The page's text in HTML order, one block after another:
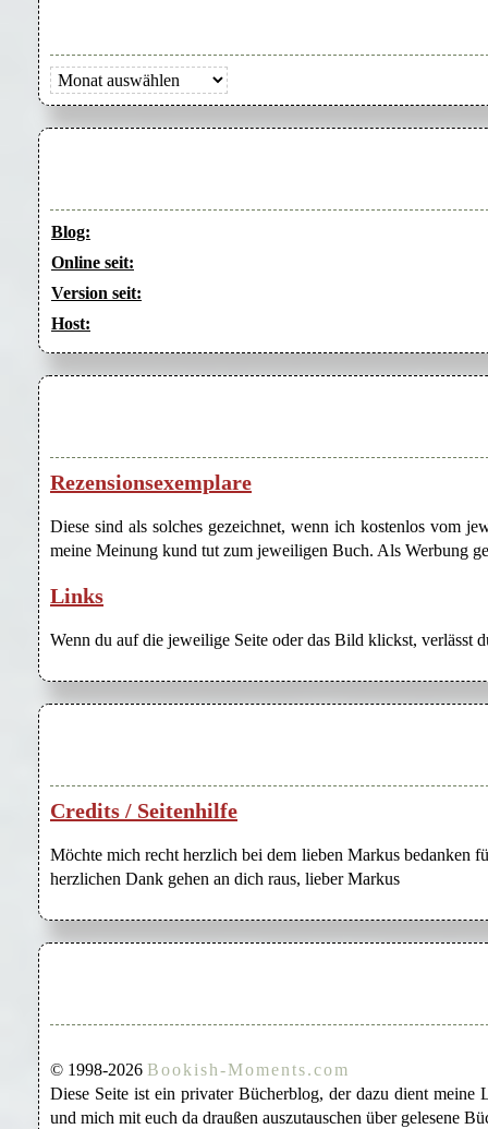
Archiv
Blog:
Online seit:
Version seit:
Host:
Rezensionsexemplare
Diese sind als solches gezeichnet, wenn ich kostenlos vom
meine Meinung kund tut zum jeweiligen Buch. Als Werbung
Links
Wenn du auf die jeweilige Seite oder das Bild klickst, verlässt
Credits / Seitenhilfe
Möchte mich recht herzlich bei dem lieben Markus bedanken
herzlichen Dank gehen an dich raus, lieber Markus
© 1998-2026 Bookish-Moments.com
Diese Seite ist ein privater Bücherblog, der dazu dient meine
und mich mit euch da draußen auszutauschen über gelesene